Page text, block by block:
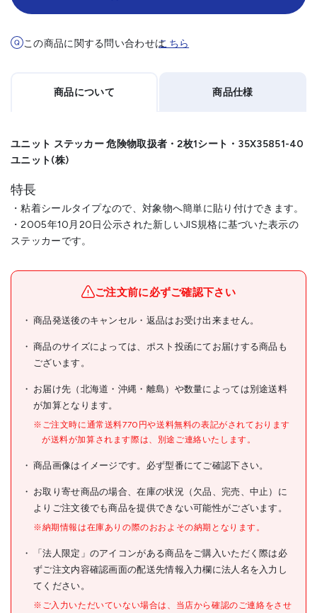
この商品に関する問い合わせはこちら
商品について
ユニット ステッカー 危険物取扱者・2枚1シート・35X35851-40
ユニット(株)
特長
・粘着シールタイプなので、対象物へ簡単に貼り付けできます。
・2005年10月20日公示された新しいJIS規格に基づいた表示の
ステッカーです。
商品仕様
ブランド名 ユニット
商品名
ユニット ステッカー 危険物
取扱者・2枚1シート・
型式
メーカー希望小売価格 200円(税抜)
JANコード 4582183904444
仕様
●表示内容:危険物取扱者
●縦(mm):35
●取付方法:貼付タイプ
材質/仕上 ●ステッカー
原産国 日本
セット内容/付属品
●貼り付ける面のゴミ・油等
ご注文前に必ずご確認下さい
商品発送後のキャンセル・返品はお受け出来ません。
商品のサイズによっては、ポスト投函にてお届けする商品も
ございます。
お届け先（北海道・沖縄・離島）や数量によっては別途送料
が加算となります。
※ご注文時に通常送料770円や送料無料の表記がされております
が送料が加算されます際は、別途ご連絡いたします。
商品画像はイメージです。必ず型番にてご確認下さい。
お取り寄せ商品の場合、在庫の状況（欠品、完売、中止）に
よりご注文後でも商品を提供できない可能性がございます。
※納期情報は在庫ありの際のおおよその納期となります。
「法人限定」のアイコンがある商品をご購入いただく際は必
ずご注文内容確認画面の配送先情報入力欄に法人名を入力し
てください。
※ご入力いただいていない場合は、当店から確認のご連絡をさせ